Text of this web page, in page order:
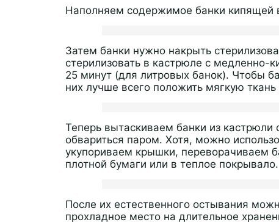
Наполняем содержимое банки кипящей
Затем банки нужно накрыть
стерилизовать в кастрюле с
25 минут (для литровых банок). Чтобы
них лучше всего положить мягкую
Теперь вытаскиваем банки из
обвариться паром. Хотя, можно
укупориваем крышки, переворачиваем
плотной бумаги или в теплое покрывало.
После их естественного остывания
прохладное место на длительное